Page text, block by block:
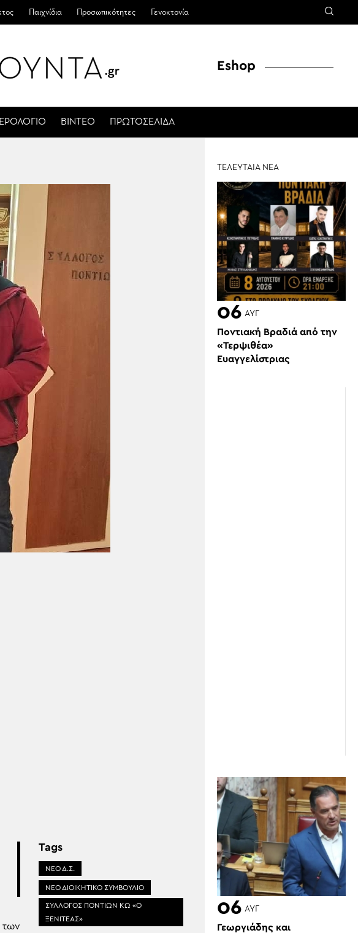
Παιχνίδια Προσωπικότητες Γενοκτονία
ΒΙΝΤΕΟ ΠΡΩΤΟΣΕΛΙΔΑ
Eshop
των
Tags
ΝΕΟ Δ.Σ.
ΝΕΟ ΔΙΟΙΚΗΤΙΚΟ ΣΥΜΒΟΥΛΙΟ
ΣΥΛΛΟΓΟΣ ΠΟΝΤΙΩΝ ΚΩ «Ο
ΞΕΝΙΤΕΑΣ»
ΤΕΛΕΥΤΑΙΑ ΝΕΑ
06 ΑΥΓ
Ποντιακή Βραδιά από την
«Τερψιθέα»
Ευαγγελίστριας
06 ΑΥΓ
Γεωργιάδης και